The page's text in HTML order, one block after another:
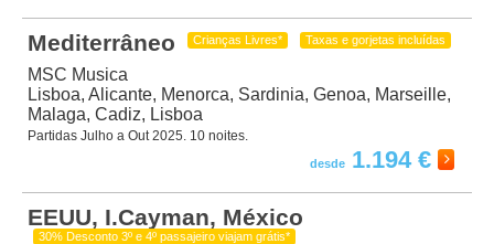
Mediterrâneo Crianças Livres* Taxas e gorjetas incluídas
MSC Musica
Lisboa, Alicante, Menorca, Sardinia, Genoa, Marseille,
Malaga, Cadiz, Lisboa
Partidas Julho a Out 2025. 10 noites.
1.194 €
EEUU, I.Cayman, México
30% Desconto 3º e 4º passajeiro viajam grátis*